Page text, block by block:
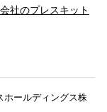
社のプレスキット
ホールディングス株式